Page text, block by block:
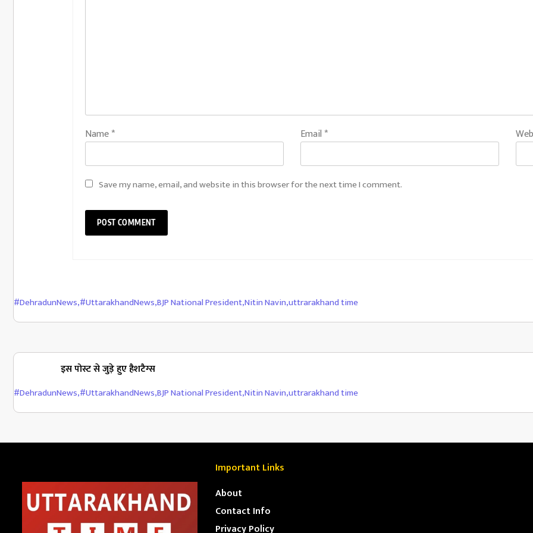
Name* Email *
Save my name, email, and website in this browser for the next time I comment.
#DehradunNews,#UttarakhandNews,BJP National President,Nitin Navin,uttrarakhand time
इस पोस्ट से जुड़े हुए हैशटैग्स
#DehradunNews,#UttarakhandNews,BJP National President,Nitin Navin,uttrarakhand time
Important Links
About
Contact Info
Privacy Policy